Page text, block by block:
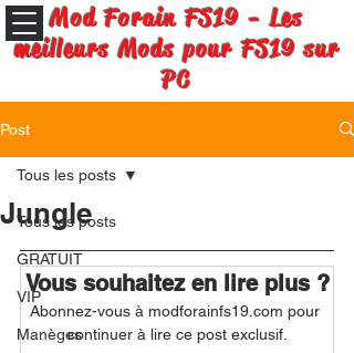
Mod Forain FS19 - Les
meilleurs Mods pour FS19 sur
PC
Post
Tous les posts
GRATUIT
VIP
Manèges
Tous les posts
Jungle
Vous souhaitez en lire plus ?
Abonnez-vous à modforainfs19.com pour
continuer à lire ce post exclusif.